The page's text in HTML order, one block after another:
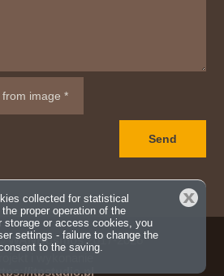
WANKosmos2017-2026
itpstudio.pl
Close
collected for statistical
proper operation of the
storage or access cookies, you
settings - failure to change the
to the saving.